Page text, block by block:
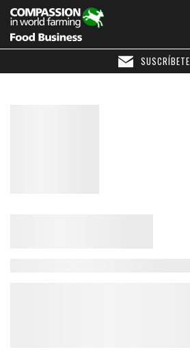
SUSCRÍBETE